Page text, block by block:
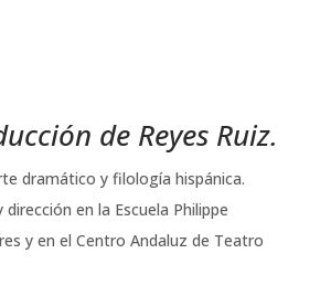
de Reyes Ruiz.
dramático y filología hispánica.
en la Escuela Philippe
y en el Centro Andaluz de Teatro